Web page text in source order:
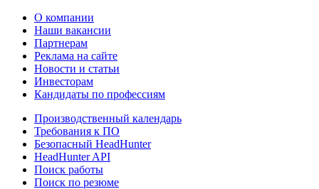
О компании
Наши вакансии
Партнерам
Реклама на сайте
Новости и статьи
Инвесторам
Кандидаты по профессиям
Производственный календарь
Требования к ПО
Безопасный HeadHunter
HeadHunter API
Поиск работы
Поиск по резюме